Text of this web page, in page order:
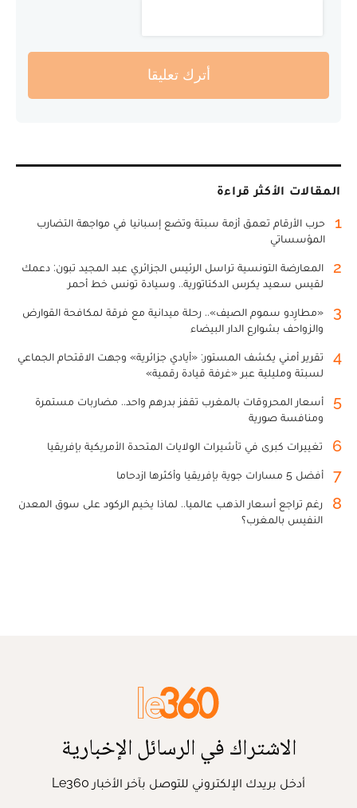
أترك تعليقا
المقالات الأكثر قراءة
1
حرب الأرقام تعمق أزمة سبتة وتضع إسبانيا في مواجهة التضارب
المؤسساتي
2
المعارضة التونسية تراسل الرئيس الجزائري عبد المجيد تبون: دعمك
لقيس سعيد يكرس الدكتاتورية.. وسيادة تونس خط أحمر
3
«مطارِدو سموم الصيف».. رحلة ميدانية مع فرقة لمكافحة القوارض
والزواحف بشوارع الدار البيضاء
4
تقرير أمني يكشف المستور: «أيادي جزائرية» وجهت الاقتحام الجماعي
لسبتة ومليلية عبر «غرفة قيادة رقمية»
5
أسعار المحروقات بالمغرب تقفز بدرهم واحد.. مضاربات مستمرة
ومنافسة صورية
6 تغييرات كبرى في تأشيرات الولايات المتحدة الأمريكية بإفريقيا
7 أفضل 5 مسارات جوية بإفريقيا وأكثرها ازدحاما
8
رغم تراجع أسعار الذهب عالميا.. لماذا يخيم الركود على سوق المعدن
النفيس بالمغرب؟
الاشتراك في الرسائل الإخبارية
أدخل بريدك الإلكتروني للتوصل بآخر الأخبار Le360